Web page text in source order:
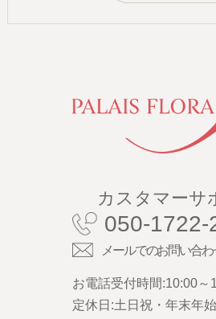
カスタマーサ
050-1722-
メールでのお問い合
お電話受付時間:10:00～
定休日:土日祝・年末年始